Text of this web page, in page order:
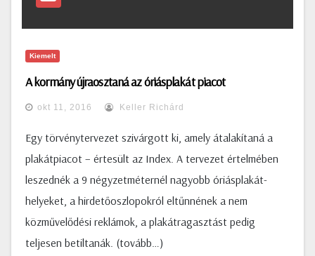
Kiemelt
A kormány újraosztaná az óriásplakát piacot
okt 11, 2016 Keller Richárd
Egy törvénytervezet szivárgott ki, amely átalakítaná a
plakátpiacot – értesült az Index. A tervezet értelmében
leszednék a 9 négyzetméternél nagyobb óriásplakát-
helyeket, a hirdetőoszlopokról eltűnnének a nem
közművelődési reklámok, a plakátragasztást pedig
teljesen betiltanák. (tovább…)